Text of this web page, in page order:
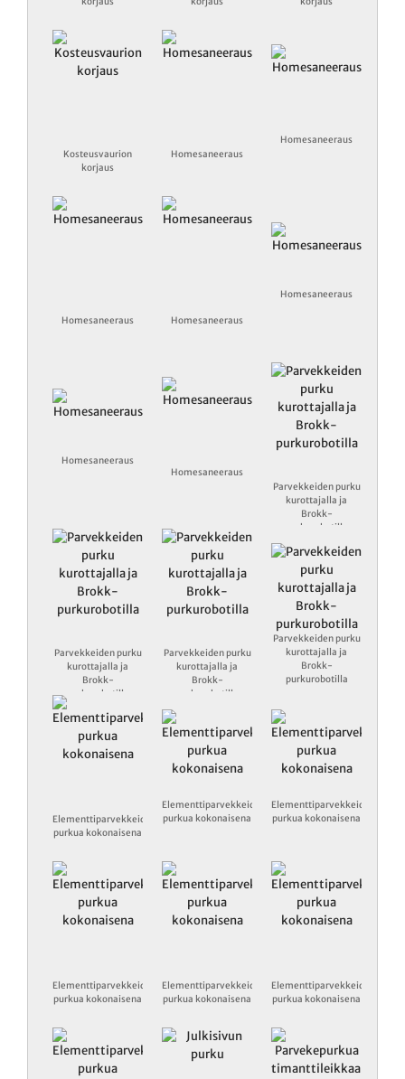
Kosteusvaurion
korjaus
Homesaneeraus
Homesaneeraus
Homesaneeraus Homesaneeraus
Homesaneeraus
Homesaneeraus
Homesaneeraus
Parvekkeiden purku
kurottajalla ja
Brokk-
purkurobotilla
Parvekkeiden purku
kurottajalla ja
Brokk-
purkurobotilla
Parvekkeiden purku
kurottajalla ja
Brokk-
purkurobotilla
Parvekkeiden purku
kurottajalla ja
Brokk-
purkurobotilla
Elementtiparvekkeiden
purkua kokonaisena
Elementtiparvekkeiden
purkua kokonaisena
Elementtiparvekkeiden
purkua kokonaisena
Elementtiparvekkeiden
purkua kokonaisena
Elementtiparvekkeiden
purkua kokonaisena
Elementtiparvekkeiden
purkua kokonaisena